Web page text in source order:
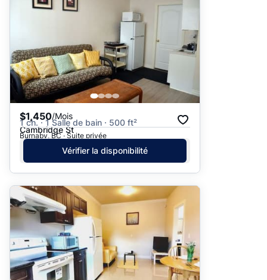
$1,450/Mois
1 ch. · 1 Salle de bain · 500 ft²
Cambridge St
Burnaby, BC · Suite privée
Vérifier la disponibilité